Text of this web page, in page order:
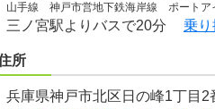
山手線 神戸市営地下鉄海岸線 ポートア
三ノ宮駅よりバスで20分 乗り
所
兵庫県神戸市北区日の峰1丁目2